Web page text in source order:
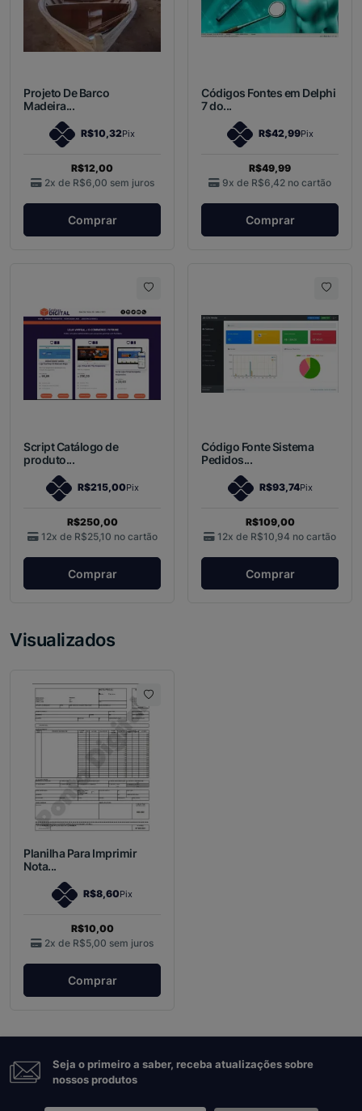
Projeto De Barco
Madeira...
R$10,32Pix
R$12,00
2x de R$6,00 sem juros
Comprar
Códigos Fontes em Delphi
7 do...
R$42,99Pix
R$49,99
9x de R$6,42 no cartão
Comprar
Script Catálogo de
produto...
R$215,00Pix
R$250,00
12x de R$25,10 no cartão
Comprar
Código Fonte Sistema
Pedidos...
R$93,74Pix
R$109,00
12x de R$10,94 no cartão
Comprar
Visualizados
Planilha Para Imprimir
Nota...
R$8,60Pix
R$10,00
2x de R$5,00 sem juros
Comprar
Seja o primeiro a saber, receba atualizações sobre
nossos produtos